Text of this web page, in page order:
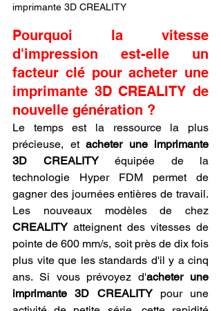
imprimante 3D CREALITY
Pourquoi la vitesse
d'impression est-elle un
facteur clé pour acheter une
imprimante 3D CREALITY de
nouvelle génération ?
Le temps est la ressource la plus
précieuse, et acheter une imprimante
3D CREALITY équipée de la
technologie Hyper FDM permet de
gagner des journées entières de travail.
CREALITY atteignent des vitesses de
pointe de 600 mm/s, soit près de dix fois
plus vite que les standards d'il y a cinq
ans. Si vous prévoyez d'acheter une
imprimante 3D CREALITY pour une